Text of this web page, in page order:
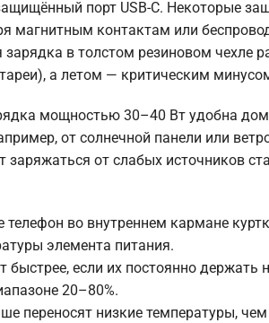
порт USB-C. Некоторые
контактам или
в толстом резиновом чехле
а летом — критическим
мощностью 30–40 Вт удобна
от солнечной панели или
от слабых источников
во внутреннем кармане
элемента питания.
если их постоянно держать
20–80%.
переносят низкие температуры,